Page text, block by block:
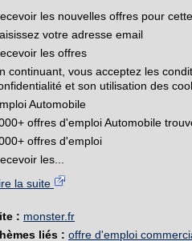
les nouvelles offres pour
votre adresse email
les offres
continuant, vous acceptez les
et son utilisation des
Automobile
offres d'emploi Automobile
offres d'emploi
les...
la suite
: monster.fr
liés : offre d'emploi